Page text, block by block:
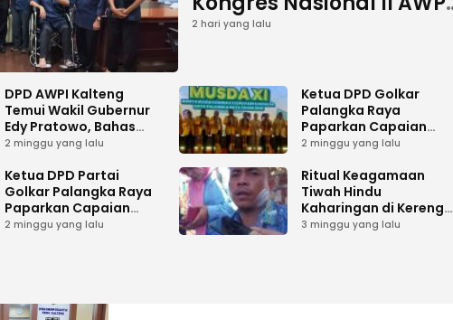
Se-Indonesia
2 hari yang lalu
DPD AWPI Kalteng
Temui Wakil Gubernur
Edy Pratowo, Bahas
Dukungan Kongres
Kalimantan Tengah
2 minggu yang lalu
Ketua DPD Golkar
Palangka Raya
Paparkan Capaian
Kepengurusan pada
2 minggu yang lalu
Ketua DPD Partai
Golkar Palangka Raya
Paparkan Capaian
Organisasi dan
2 minggu yang lalu
Ritual Keagamaan
Tiwah Hindu
Kaharingan di Kereng
Bangkirai Memasuki
3 minggu yang lalu